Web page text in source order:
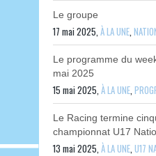
Le groupe
17 mai 2025,À LA UNE,
Le programme du
mai 2025
15 mai 2025,À LA UNE,
Le Racing termine
championnat U17
13 mai 2025,À LA UNE,U17